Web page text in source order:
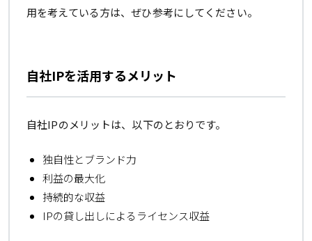
用を考えている方は、ぜひ参考にしてください。
自社IPを活用するメリット
自社IPのメリットは、以下のとおりです。
独自性とブランド力
利益の最大化
持続的な収益
IPの貸し出しによるライセンス収益